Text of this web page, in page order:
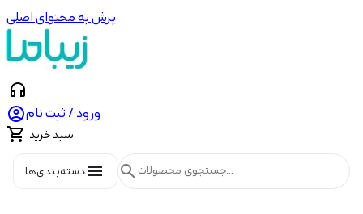
پرش به محتوای اصلی
headphones
ورود / ثبت نام
 سبد خرید
menuدسته‌بندی‌ها search